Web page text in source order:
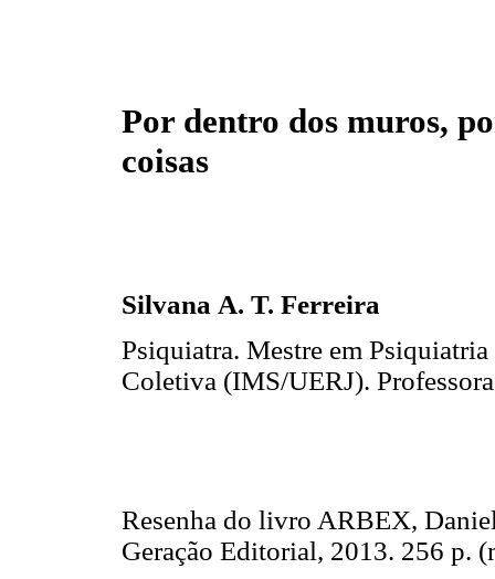
Por dentro dos muros,
coisas
Silvana A. T. Ferreira
Psiquiatra. Mestre em
Coletiva (IMS/UERJ).
Resenha do livro ARBEX,
Geração Editorial, 2013. 256 p.